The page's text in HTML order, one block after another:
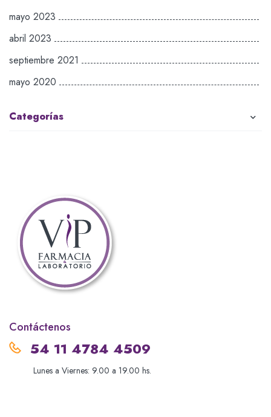
mayo 2023
abril 2023
septiembre 2021
mayo 2020
Categorías
Contáctenos
54 11 4784 4509
Lunes a Viernes: 9.00 a 19.00 hs.